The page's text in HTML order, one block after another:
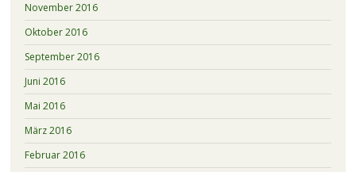
November 2016
Oktober 2016
September 2016
Juni 2016
Mai 2016
März 2016
Februar 2016